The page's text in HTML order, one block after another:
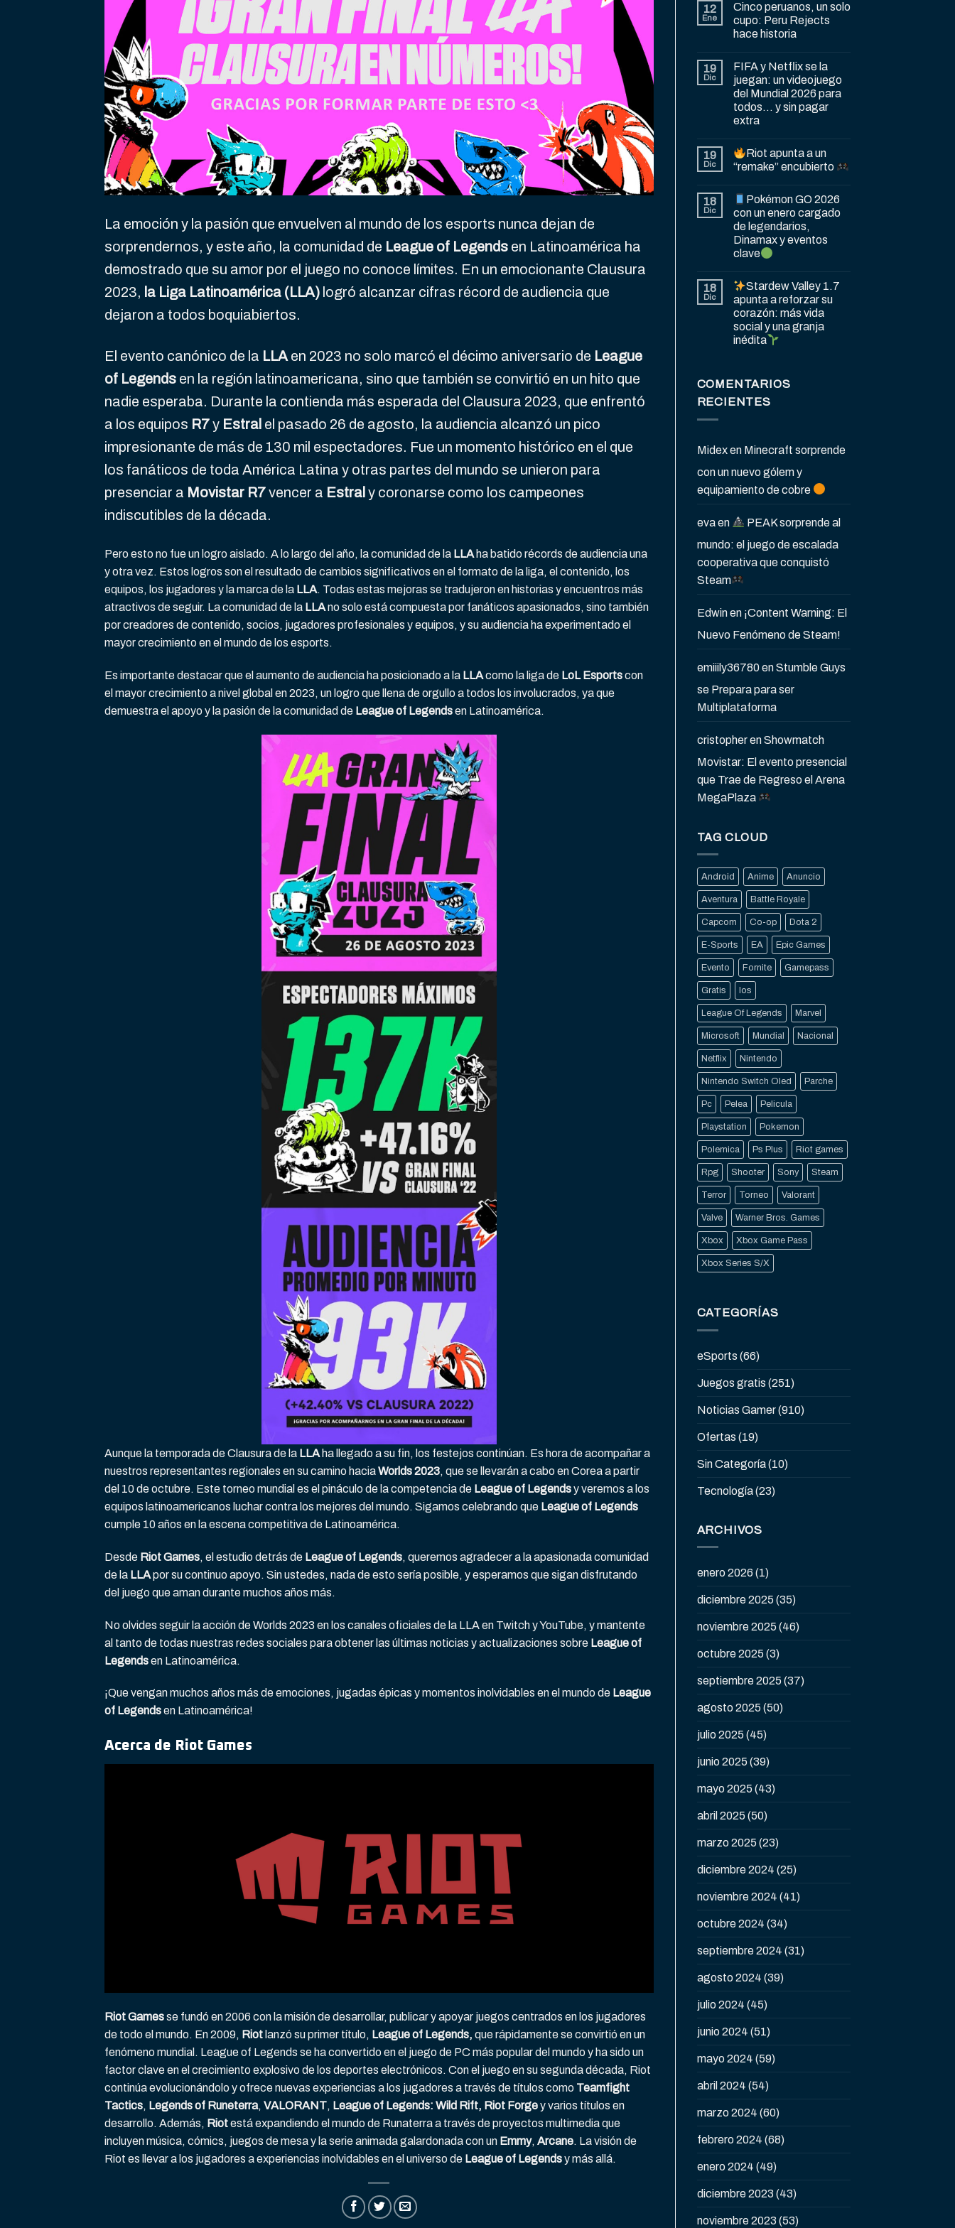
La emoción y la pasión que envuelven al mundo de los esports nunca dejan de
sorprendernos, y este año, la comunidad de League of Legends en Latinoamérica ha
demostrado que su amor por el juego no conoce límites. En un emocionante Clausura
2023, la Liga Latinoamérica (LLA) logró alcanzar cifras récord de audiencia que
dejaron a todos boquiabiertos.
El evento canónico de la LLA en 2023 no solo marcó el décimo aniversario de League
of Legends en la región latinoamericana, sino que también se convirtió en un hito que
nadie esperaba. Durante la contienda más esperada del Clausura 2023, que enfrentó
a los equipos R7y Estral el pasado 26 de agosto, la audiencia alcanzó un pico
impresionante de más de 130 mil espectadores. Fue un momento histórico en el que
los fanáticos de toda América Latina y otras partes del mundo se unieron para
presenciar a Movistar R7vencer a Estral y coronarse como los campeones
indiscutibles de la década.
Pero esto no fue un logro aislado. A lo largo del año, la comunidad de la LLA ha batido récords de audiencia una
y otra vez. Estos logros son el resultado de cambios significativos en el formato de la liga, el contenido, los
equipos, los jugadores y la marca de la LLA. Todas estas mejoras se tradujeron en historias y encuentros más
atractivos de seguir. La comunidad de la LLAno solo está compuesta por fanáticos apasionados, sino también
por creadores de contenido, socios, jugadores profesionales y equipos, y su audiencia ha experimentado el
mayor crecimiento en el mundo de los esports.
Es importante destacar que el aumento de audiencia ha posicionado a la LLAcomo la liga de LoL Esportscon
el mayor crecimiento a nivel global en 2023, un logro que llena de orgullo a todos los involucrados, ya que
demuestra el apoyo y la pasión de la comunidad de League of Legendsen Latinoamérica.
Aunque la temporada de Clausura de la LLA ha llegado a su fin, los festejos continúan. Es hora de acompañar a
nuestros representantes regionales en su camino haciaWorlds 2023, que se llevarán a cabo en Corea a partir
del 10 de octubre. Este torneo mundial es el pináculo de la competencia de League of Legendsy veremos a los
equipos latinoamericanos luchar contra los mejores del mundo. Sigamos celebrando que League of Legends
cumple 10 años en la escena competitiva de Latinoamérica.
Desde Riot Games, el estudio detrás de League of Legends, queremos agradecer a la apasionada comunidad
de la LLApor su continuo apoyo. Sin ustedes, nada de esto sería posible, y esperamos que sigan disfrutando
del juego que aman durante muchos años más.
No olvides seguir la acción de Worlds 2023 en los canales oficiales de la LLA en Twitch y YouTube, y mantente
al tanto de todas nuestras redes sociales para obtener las últimas noticias y actualizaciones sobre League of
Legendsen Latinoamérica.
¡Que vengan muchos años más de emociones, jugadas épicas y momentos inolvidables en el mundo de League
of Legendsen Latinoamérica!
Acerca de Riot Games
Riot Gamesse fundó en 2006 con la misión de desarrollar, publicar y apoyar juegos centrados en los jugadores
de todo el mundo. En 2009, Riot lanzó su primer título, League of Legends, que rápidamente se convirtió en un
fenómeno mundial. League of Legends se ha convertido en el juego de PC más popular del mundo y ha sido un
factor clave en el crecimiento explosivo de los deportes electrónicos. Con el juego en su segunda década, Riot
continúa evolucionándolo y ofrece nuevas experiencias a los jugadores a través de títulos como Teamfight
Tactics, Legends of Runeterra, VALORANT, League of Legends: Wild Rift, Riot Forgey varios títulos en
desarrollo. Además, Riotestá expandiendo el mundo de Runaterra a través de proyectos multimedia que
incluyen música, cómics, juegos de mesa y la serie animada galardonada con un Emmy, Arcane. La visión de
Riot es llevar a los jugadores a experiencias inolvidables en el universo de League of Legendsy más allá.
12
Ene
Cinco peruanos, un solo
cupo: Peru Rejects
hace historia
19
Dic
FIFA y Netflix se la
juegan: un videojuego
del Mundial 2026 para
todos… y sin pagar
extra
19
Dic
Riot apunta a un
“remake” encubierto
18
Dic
Pokémon GO 2026
con un enero cargado
de legendarios,
Dinamax y eventos
clave
18
Dic
Stardew Valley 1.7
apunta a reforzar su
corazón: más vida
social y una granja
inédita
COMENTARIOS
RECIENTES
Midexen Minecraft sorprende
con un nuevo gólem y
equipamiento de cobre
evaen
PEAK sorprende al
mundo: el juego de escalada
cooperativa que conquistó
Steam
Edwinen ¡Content Warning: El
Nuevo Fenómeno de Steam!
emiiily36780enStumble Guys
se Prepara para ser
Multiplataforma
cristopherenShowmatch
Movistar: El evento presencial
que Trae de Regreso el Arena
MegaPlaza
TAG CLOUD
Android Anime Anuncio
Aventura Battle Royale
Capcom Co-op Dota 2
E-Sports EA Epic Games
Evento Fornite Gamepass
Gratis Ios
League Of Legends Marvel
Microsoft Mundial Nacional
Netflix Nintendo
Nintendo Switch Oled Parche
Pc Pelea Pelicula
Playstation Pokemon
Polemica Ps Plus Riot games
Rpg Shooter Sony Steam
Terror Torneo Valorant
Valve Warner Bros. Games
Xbox Xbox Game Pass
Xbox Series S/X
CATEGORÍAS
eSports (66)
Juegos gratis (251)
Noticias Gamer(910)
Ofertas (19)
Sin Categoría(10)
Tecnología(23)
ARCHIVOS
enero 2026 (1)
diciembre 2025 (35)
noviembre 2025 (46)
octubre 2025 (3)
septiembre 2025 (37)
agosto 2025 (50)
julio 2025 (45)
junio 2025 (39)
mayo 2025 (43)
abril 2025 (50)
marzo 2025 (23)
diciembre 2024 (25)
noviembre 2024 (41)
octubre 2024 (34)
septiembre 2024 (31)
agosto 2024 (39)
julio 2024 (45)
junio 2024 (51)
mayo 2024 (59)
abril 2024 (54)
marzo 2024 (60)
febrero 2024 (68)
enero 2024 (49)
diciembre 2023 (43)
noviembre 2023 (53)